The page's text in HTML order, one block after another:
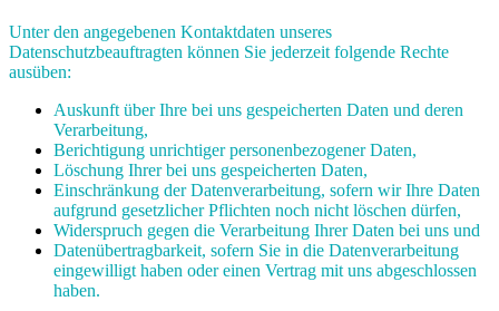
Unter den angegebenen Kontaktdaten unseres
Datenschutzbeauftragten können Sie jederzeit folgende Rechte
ausüben:
Auskunft über Ihre bei uns gespeicherten Daten und deren
Verarbeitung,
Berichtigung unrichtiger personenbezogener Daten,
Löschung Ihrer bei uns gespeicherten Daten,
Einschränkung der Datenverarbeitung, sofern wir Ihre Daten
aufgrund gesetzlicher Pflichten noch nicht löschen dürfen,
Widerspruch gegen die Verarbeitung Ihrer Daten bei uns und
Datenübertragbarkeit, sofern Sie in die Datenverarbeitung
eingewilligt haben oder einen Vertrag mit uns abgeschlossen
haben.